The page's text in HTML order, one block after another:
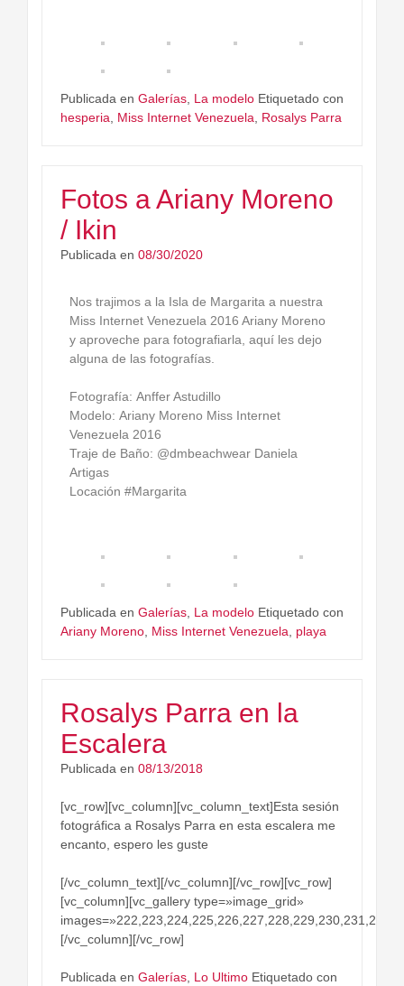
Publicada en Galerías La modelo Etiquetado con
hesperia
Miss Internet Venezuela Rosalys Parra
Fotos a Ariany Moreno
/ Ikin
Publicada en 08/30/2020
Nos trajimos a la Isla de Margarita a nuestra
Miss Internet Venezuela 2016 Ariany Moreno
y aproveche para fotografiarla, aquí les dejo
alguna de las fotografías.
Fotografía: Anffer Astudillo
Modelo: Ariany Moreno Miss Internet
Venezuela​ 2016
Traje de Baño: @dmbeachwear Daniela
Artigas
Locación #Margarita
Publicada en Galerías La modelo Etiquetado con
Ariany Moreno Miss Internet Venezuela playa
Rosalys Parra en la
Escalera
Publicada en 08/13/2018
[vc_row][vc_column][vc_column_text]Esta sesión
fotográfica a Rosalys Parra en esta escalera me
encanto, espero les guste
[/vc_column_text][/vc_column][/vc_row][vc_row]
[vc_column][vc_gallery type=»image_grid»
images=»222,223,224,225,226,227,228,229,230,231,232″]
[/vc_column][/vc_row]
Publicada en Galerías Lo Ultimo Etiquetado con